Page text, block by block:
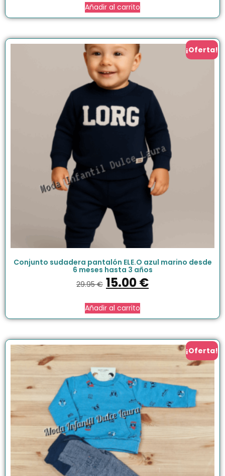
Añadir al carrito
¡Oferta!
Conjunto sudadera pantalón ELE.O azul marino desde
6 meses hasta 3 años
29.95€ 15.00€
Añadir al carrito
¡Oferta!